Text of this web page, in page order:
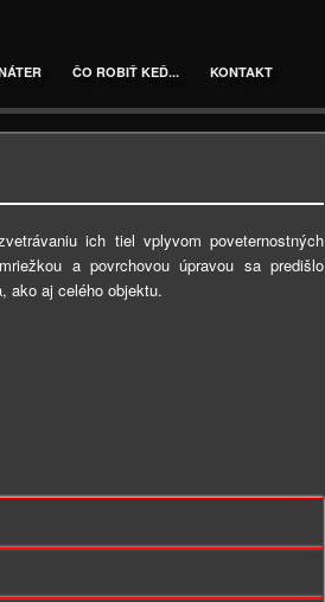
ČO ROBIŤ KEĎ... KONTAKT
ich tiel vplyvom poveternostných
a povrchovou úpravou sa predišlo
ako aj celého objektu.